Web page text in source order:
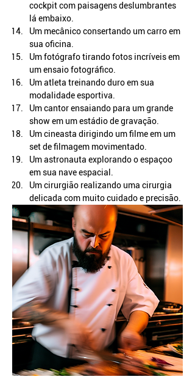
cockpit com paisagens deslumbrantes
lá embaixo.
Um mecânico consertando um carro em
sua oficina.
Um fotógrafo tirando fotos incríveis em
um ensaio fotográfico.
Um atleta treinando duro em sua
modalidade esportiva.
Um cantor ensaiando para um grande
show em um estádio de gravação.
Um cineasta dirigindo um filme em um
set de filmagem movimentado.
Um astronauta explorando o espaçoo
em sua nave espacial.
Um cirurgião realizando uma cirurgia
delicada com muito cuidado e precisão.